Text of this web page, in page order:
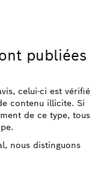
publiées
celui-ci est vérifié
contenu illicite. Si
de ce type, tous
nous distinguons